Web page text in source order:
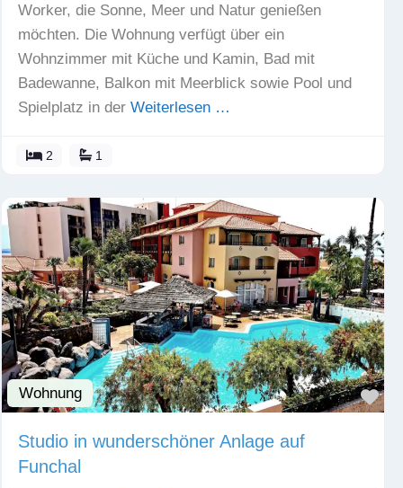
Worker, die Sonne, Meer und Natur genießen
möchten. Die Wohnung verfügt über ein
Wohnzimmer mit Küche und Kamin, Bad mit
Badewanne, Balkon mit Meerblick sowie Pool und
Spielplatz in der Weiterlesen …
2 1
Wohnung
Studio in wunderschöner Anlage auf
Funchal